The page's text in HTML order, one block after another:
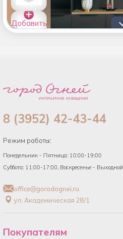
Добавить
товары в
8 (3952) 42-43-44
Режим работы:
Понедельник - Пятница: 10:00-19:00
Суббота: 11:00-17:00, Воскресенье - Выходной
office@gorodognei.ru
ул. Академическая 28/1
Покупателям